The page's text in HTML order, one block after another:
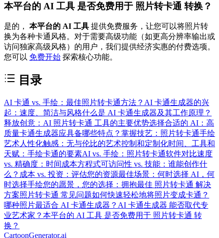
本平台的 AI 工具 是否免费用于 照片转卡通 转换？
是的， 本平台的 AI 工具 提供免费服务，让您可以将照片转
换为各种卡通风格。对于需要高级功能（如更高分辨率输出或
访问独家高级风格）的用户，我们提供经济实惠的付费选项。
您可以 免费开始 探索核心功能。
目录
AI 卡通 vs. 手绘：最佳照片转卡通方法？ AI 卡通生成器的兴
起：速度、简洁与风格什么是 AI 卡通生成器及其工作原理？
释放创意：AI 照片转卡通 工具的主要优势选择合适的 AI：高
质量卡通生成器应具备哪些特点？ 掌握技艺：照片转卡通手绘
艺术人性化触感：无与伦比的艺术控制和定制化时间、工具和
天赋：手绘卡通的要素AI vs. 手绘：照片转卡通软件对比速度
vs. 精确度：时间成本方程式可访问性 vs. 技能：谁能创作什
么？ 成本 vs. 投资：评估您的资源最佳场景：何时选择 AI，何
时选择手绘您的愿景，您的选择：拥抱最佳 照片转卡通 解决
方案照片转卡通 常见问题如何快速轻松地将照片变成卡通？
哪种照片最适合 AI 卡通生成器？ AI 卡通生成器 能否取代专
业艺术家？ 本平台的 AI 工具 是否免费用于 照片转卡通 转
换？
CartoonGenerator.ai